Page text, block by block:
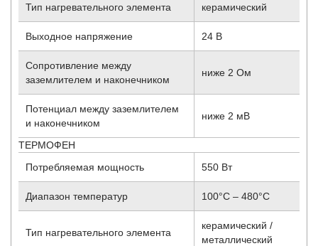
Тип нагревательного элемента керамический
Выходное напряжение 24 В
Сопротивление между
заземлителем и наконечником
ниже 2 Ом
Потенциал между заземлителем
и наконечником
ниже 2 мВ
ТЕРМОФЕН
Потребляемая мощность
550 Вт
Диапазон температур 100°C – 480°C
Тип нагревательного элемента
керамический /
металлический